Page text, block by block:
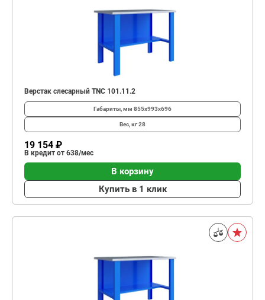
Верстак слесарный TNC 101.11.2
Габариты, мм 855x993x696
Вес, кг28
19 154 ₽
В кредит от 638/мес
В корзину
Купить в 1 клик